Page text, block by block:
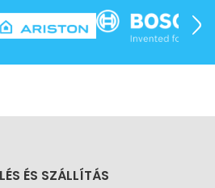
ÉS SZÁLLÍTÁS